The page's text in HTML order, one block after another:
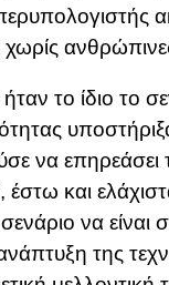
το ίδιο το
να επηρεάσει
και
να
της